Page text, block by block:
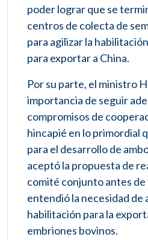
poder lograr que se
centros de colecta de
para agilizar la
para exportar a China.
Por su parte, el ministro
importancia de seguir
compromisos de
hincapié en lo primordial
para el desarrollo de
aceptó la propuesta de
comité conjunto antes de
entendió la necesidad de
habilitación para la
embriones bovinos.